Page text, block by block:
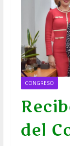
CONGRESO
del